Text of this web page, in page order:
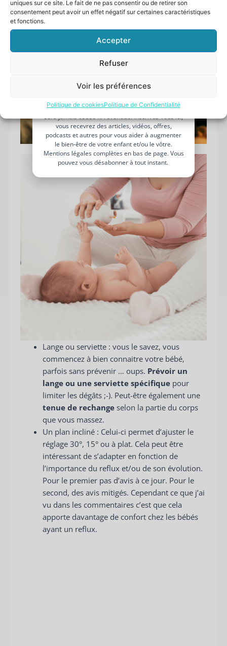
uniques sur ce site. Le fait de ne pas consentir ou de retirer son
consentement peut avoir un effet négatif sur certaines caractéristiques
et fonctions.
Accepter
Refuser
Voir les préférences
Politique de cookiesPolitique de Confidentialité
Lange ou serviette : vous le savez, vous
commencez à bien connaitre votre bébé,
parfois sans prévenir … oups. Prévoir un
lange ou une serviette spécifiquepour
limiter les dégâts ;-). Peut-être également une
tenue de rechangeselon la partie du corps
que vous massez.
Un plan incliné : Celui-ci permet d’ajuster le
réglage 30°, 15° ou à plat. Cela peut être
intéressant de s’adapter en fonction de
l’importance du reflux et/ou de son évolution.
Pour le premier pas d’avis à ce jour. Pour le
second, des avis mitigés. Cependant ce que j’ai
vu dans les commentaires c’est que cela
apporte davantage de confort chez les bébés
ayant un reflux.
Laissez moi votre prénomet
votre
Votre
JE BOOST MON BIEN-ÊTRE PARENTAL
Je n’aime pas les spams : votre adresse email ne
sera jamais cédée ni revendue. Inscrivez-vous ici,
vous recevrez des articles, vidéos, offres,
podcasts et autres pour vous aider à augmenter
le bien-être de votre enfant et/ou le vôtre.
Mentions légales complètes en bas de page. Vous
pouvez vous désabonner à tout instant.